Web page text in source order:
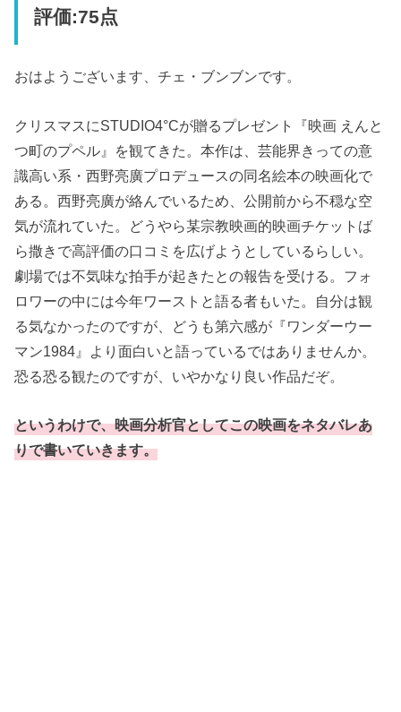
評価:75点
おはようございます、チェ・ブンブンです。
クリスマスにSTUDIO4°Cが贈るプレゼント『映画 えんと
つ町のプペル』を観てきた。本作は、芸能界きっての意
識高い系・西野亮廣プロデュースの同名絵本の映画化で
ある。西野亮廣が絡んでいるため、公開前から不穏な空
気が流れていた。どうやら某宗教映画的映画チケットば
ら撒きで高評価の口コミを広げようとしているらしい。
劇場では不気味な拍手が起きたとの報告を受ける。フォ
ロワーの中には今年ワーストと語る者もいた。自分は観
る気なかったのですが、どうも第六感が『ワンダーウー
マン1984』より面白いと語っているではありませんか。
恐る恐る観たのですが、いやかなり良い作品だぞ。
というわけで、映画分析官としてこの映画をネタバレあ
りで書いていきます。